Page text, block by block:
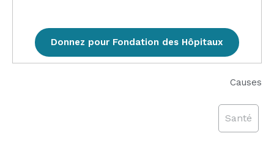
Donnez pour Fondation des Hôpitaux
Causes
Santé